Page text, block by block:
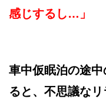
感じするし…」
車中仮眠泊の途
ると、不思議な